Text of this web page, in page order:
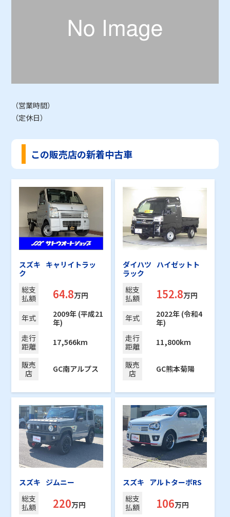
（営業時間）
（定休日）
この販売店の新着中古車
スズキ キャリイトラッ
ク
総支
払額
64.8万円
年式
2009年 (平成21
年)
走行
距離
17,566km
販売
店
GC南アルプス
ダイハツ ハイゼットト
ラック
総支
払額
152.8万円
年式
2022年 (令和4
年)
走行
距離
11,800km
販売
店
GC熊本菊陽
スズキ ジムニー
総支
払額
220万円
スズキ アルトターボRS
総支
払額
106万円